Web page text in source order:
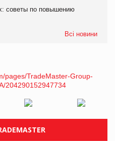
советы по повышению
Всі новини